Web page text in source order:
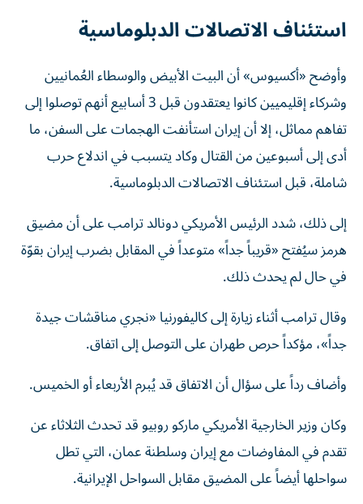
استئناف الاتصالات الدبلوماسية
وأوضح «أكسيوس» أن البيت الأبيض والوسطاء العُمانيين
وشركاء إقليميين كانوا يعتقدون قبل 3 أسابيع أنهم توصلوا إلى
تفاهم مماثل، إلا أن إيران استأنفت الهجمات على السفن، ما
أدى إلى أسبوعين من القتال وكاد يتسبب في اندلاع حرب
شاملة، قبل استئناف الاتصالات الدبلوماسية.
إلى ذلك، شدد الرئيس الأمريكي دونالد ترامب على أن مضيق
هرمز سيُفتح «قريباً جداً» متوعداً في المقابل بضرب إيران بقوّة
في حال لم يحدث ذلك.
وقال ترامب أثناء زيارة إلى كاليفورنيا «نجري مناقشات جيدة
جداً»، مؤكداً حرص طهران على التوصل إلى اتفاق.
وأضاف رداً على سؤال أن الاتفاق قد يُبرم الأربعاء أو الخميس.
وكان وزير الخارجية الأمريكي ماركو روبيو قد تحدث الثلاثاء عن
تقدم في المفاوضات مع إيران وسلطنة عمان، التي تطل
سواحلها أيضاً على المضيق مقابل السواحل الإيرانية.